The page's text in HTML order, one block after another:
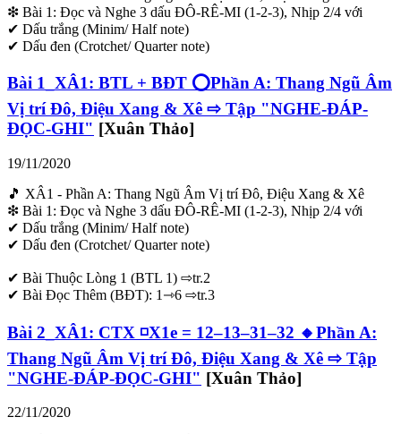
❇ Bài 1: Đọc và Nghe 3 dấu ĐÔ-RÊ-MI (1-2-3), Nhịp 2/4 với
✔ Dấu trắng (Minim/ Half note)
✔ Dấu đen (Crotchet/ Quarter note)
Bài 1_XÂ1: BTL + BĐT ⭕Phần A: Thang Ngũ Âm
Vị trí Đô, Điệu Xang & Xê ⇨ Tập "NGHE-ĐÁP-
ĐỌC-GHI" [Xuân Thảo]
19/11/2020
🎵 XÂ1 - Phần A: Thang Ngũ Âm Vị trí Đô, Điệu Xang & Xê
❇ Bài 1: Đọc và Nghe 3 dấu ĐÔ-RÊ-MI (1-2-3), Nhịp 2/4 với
✔ Dấu trắng (Minim/ Half note)
✔ Dấu đen (Crotchet/ Quarter note)
✔ Bài Thuộc Lòng 1 (BTL 1) ⇨tr.2
✔ Bài Đọc Thêm (BĐT): 1⇾6 ⇨tr.3
Bài 2_XÂ1: CTX ◽X1e = 12–13–31–32 🔸Phần A:
Thang Ngũ Âm Vị trí Đô, Điệu Xang & Xê ⇨ Tập
"NGHE-ĐÁP-ĐỌC-GHI" [Xuân Thảo]
22/11/2020